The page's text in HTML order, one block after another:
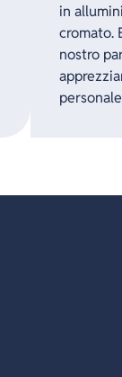
in
cromato.
nostro